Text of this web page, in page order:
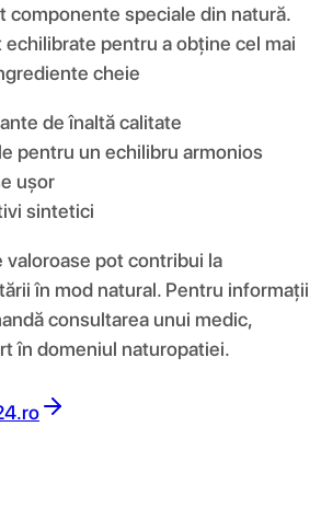
componente speciale din natură.
pentru a obține cel mai
cheie
de înaltă calitate
pentru un echilibru armonios
ușor
sintetici
pot contribui la
în mod natural. Pentru informații
consultarea unui medic,
în domeniul naturopatiei.